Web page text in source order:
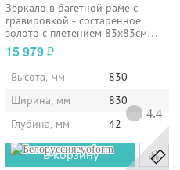
Зеркало в багетной раме с
гравировкой - состаренное
золото с плетением 83х83см
Evoform...
15 979₽
Высота, мм
830
Ширина, мм
830
Глубина, мм
42
В корзину
evoform
4.4